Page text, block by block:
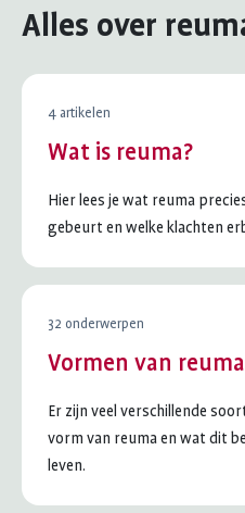
zoek?
Alles over
4 artikelen
Wat is reuma?
Hier lees je wat reuma
gebeurt en welke klachten
32 onderwerpen
Vormen van reuma
Er zijn veel verschillende
vorm van reuma en wat dit
leven.